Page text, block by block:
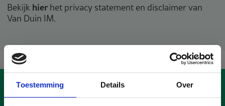
Toestemming Details Over
Bekijk hierhet privacy statement en disclaimer van
Van Duin IM.
Stel uw vraag